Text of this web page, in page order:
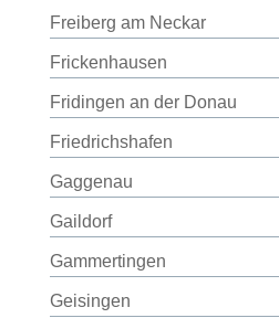
Freiberg am Neckar
Frickenhausen
Fridingen an der Donau
Friedrichshafen
Gaggenau
Gaildorf
Gammertingen
Geisingen